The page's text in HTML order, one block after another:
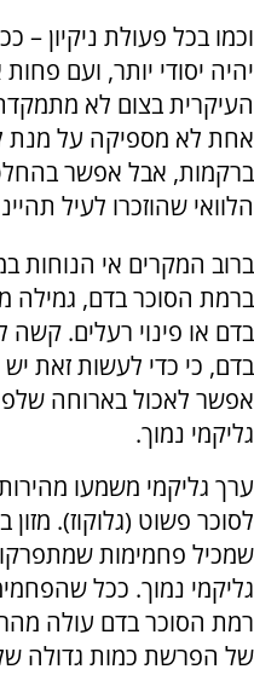
וכמו בכל פעולת ניקיון –
יהיה יסודי יותר, ועם
העיקרית בצום לא מתמקדת
אחת לא מספיקה על מנת
ברקמות, אבל אפשר
הלוואי שהוזכרו לעיל
ברוב המקרים אי הנוחות
ברמת הסוכר בדם, גמילה
בדם או פינוי רעלים.
בדם, כי כדי לעשות זאת
אפשר לאכול בארוחה
גליקמי נמוך.
ערך גליקמי משמעו
לסוכר פשוט (גלוקוז). מזון
שמכיל פחמימות
גליקמי נמוך. ככל
רמת הסוכר בדם עולה מהר
של הפרשת כמות גדולה של